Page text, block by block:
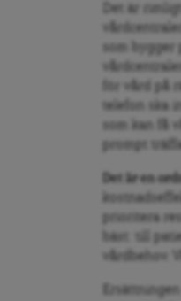
Det är
som
för vård på
telefon ska
som kan få
prompt
Det är en
prioritera
bäst: till
vårdbehov.